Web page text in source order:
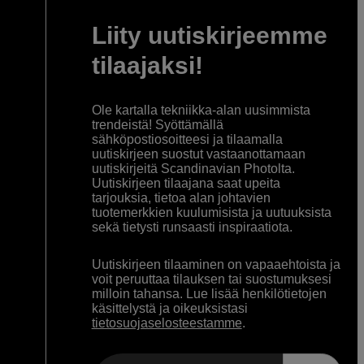
Liity uutiskirjeemme
tilaajaksi!
Ole kartalla tekniikka-alan uusimmista
trendeistä! Syöttämällä
sähköpostiosoitteesi ja tilaamalla
uutiskirjeen suostut vastaanottamaan
uutiskirjeitä Scandinavian Photolta.
Uutiskirjeen tilaajana saat upeita
tarjouksia, tietoa alan johtavien
tuotemerkkien kuulumisista ja uutuuksista
sekä tietysti runsaasti inspiraatiota.
Uutiskirjeen tilaaminen on vapaaehtoista ja
voit peruuttaa tilauksen tai suostumuksesi
milloin tahansa. Lue lisää henkilötietojen
käsittelystä ja oikeuksistasi
tietosuojaselosteestamme.